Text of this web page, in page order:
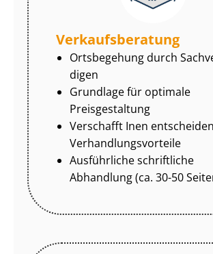
Ver­kaufs­be­ra­tung
Ortsbegehung durch
di­gen
Grundlage für optimale
Preisgestaltung
Verschafft Inen
Ver­hand­lungs­vor­tei­le
Ausführliche schriftliche
Abhandlung (ca. 30-50